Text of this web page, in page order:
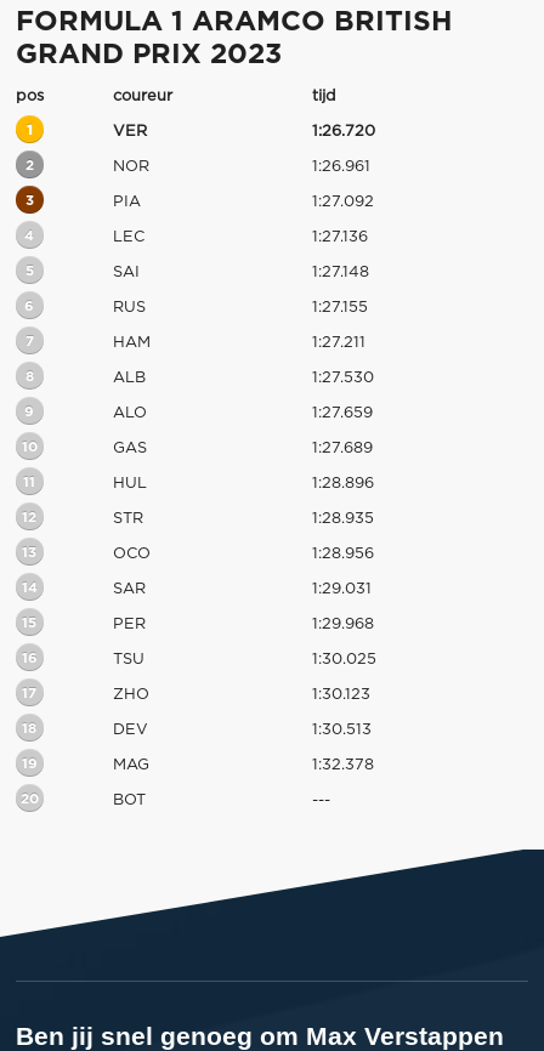
FORMULA 1 ARAMCO BRITISH
GRAND PRIX 2023
pos coureur tijd
1 VER 1:26.720
2 NOR 1:26.961
3 PIA 1:27.092
4 LEC 1:27.136
5 SAI 1:27.148
6 RUS 1:27.155
7 HAM 1:27.211
8 ALB 1:27.530
9 ALO 1:27.659
10 GAS 1:27.689
11 HUL 1:28.896
12 STR 1:28.935
13 OCO 1:28.956
14 SAR 1:29.031
15 PER 1:29.968
16 TSU 1:30.025
17 ZHO 1:30.123
18 DEV 1:30.513
19 MAG 1:32.378
20 BOT ---
Ben jij snel genoeg om Max Verstappen